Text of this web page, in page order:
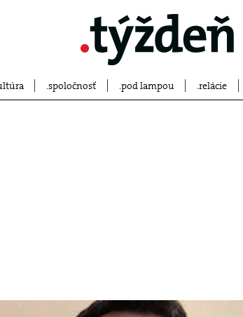
spoločnosť pod lampou relácie